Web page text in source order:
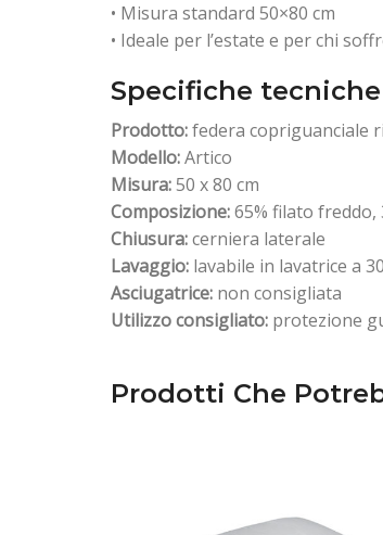
• Misura standard 50×80 cm
• Ideale per l’estate e per chi
Specifiche tecniche
Prodotto:federa copriguanciale
Modello:Artico
Misura:50 x 80 cm
Composizione:65% filato freddo,
Chiusura:cerniera laterale
Lavaggio: lavabile in lavatrice a
Asciugatrice: non consigliata
Utilizzo consigliato: protezione
Prodotti Che